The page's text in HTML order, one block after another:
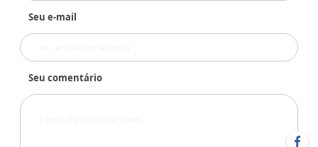
Seu e-mail
Seu comentário